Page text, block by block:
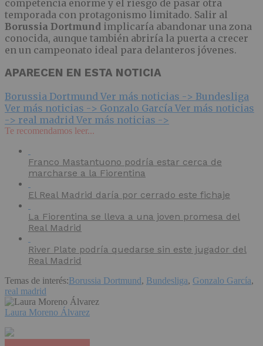
competencia enorme y el riesgo de pasar otra
temporada con protagonismo limitado. Salir al
Borussia Dortmund implicaría abandonar una zona
conocida, aunque también abriría la puerta a crecer
en un campeonato ideal para delanteros jóvenes.
APARECEN EN ESTA NOTICIA
Borussia Dortmund Ver más noticias -> Bundesliga
Ver más noticias -> Gonzalo García Ver más noticias
-> real madrid Ver más noticias ->
Te recomendamos leer...
Franco Mastantuono podría estar cerca de
marcharse a la Fiorentina
El Real Madrid daría por cerrado este fichaje
La Fiorentina se lleva a una joven promesa del
Real Madrid
River Plate podría quedarse sin este jugador del
Real Madrid
Temas de interés:Borussia Dortmund, Bundesliga, Gonzalo García,
real madrid
Laura Moreno Álvarez